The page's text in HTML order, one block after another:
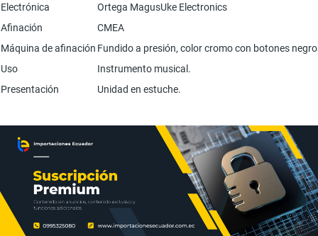
Electrónica
Ortega MagusUke Electronics
Afinación
CMEA
Máquina de afinación Fundido a presión, color cromo con botones
Uso
Instrumento musical.
Presentación
Unidad en estuche.